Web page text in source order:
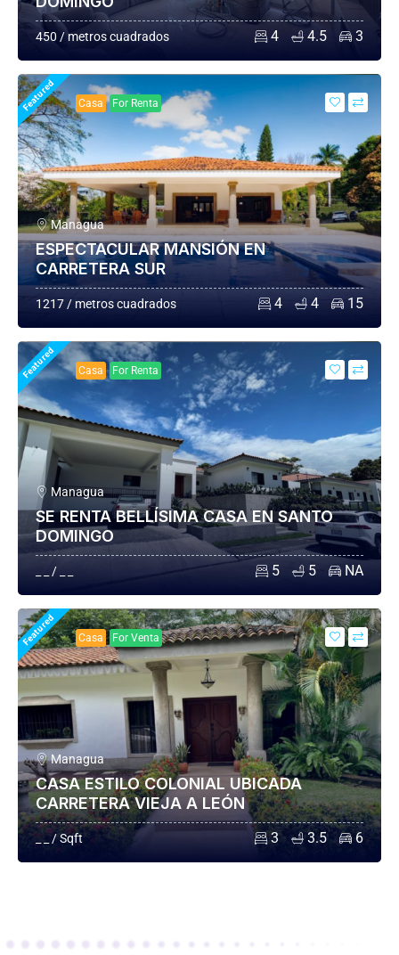
450 / metros cuadrados 4 4.5 3
Featured Casa For Renta
Managua
ESPECTACULAR MANSIÓN EN
CARRETERA SUR
1217 / metros cuadrados 4 4 15
Featured Casa For Renta
Managua
SE RENTA BELLÍSIMA CASA EN SANTO
DOMINGO
_ _ / _ _ 5 5 NA
Featured Casa For Venta
Managua
CASA ESTILO COLONIAL UBICADA
CARRETERA VIEJA A LEÓN
_ _ / Sqft 3 3.5 6